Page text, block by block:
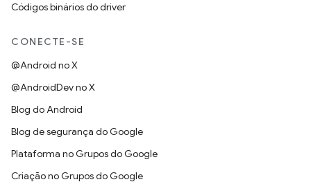
Códigos binários do driver
CONECTE-SE
@Android no X
@AndroidDev no X
Blog do Android
Blog de segurança do Google
Plataforma no Grupos do Google
Criação no Grupos do Google